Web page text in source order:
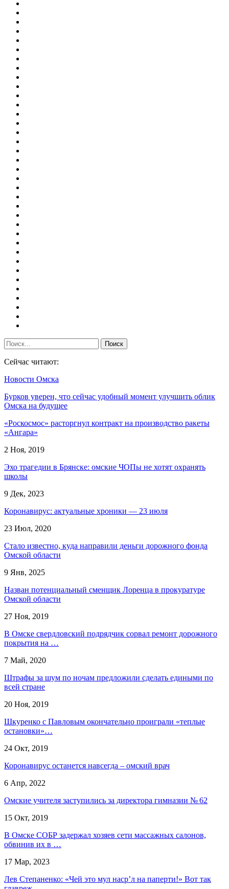
Сейчас читают:
Новости Омска
Бурков уверен, что сейчас удобный момент улучшить облик
Омска на будущее
«Роскосмос» расторгнул контракт на производство ракеты
«Ангара»
2 Ноя, 2019
Эхо трагедии в Брянске: омские ЧОПы не хотят охранять
школы
9 Дек, 2023
Коронавирус: актуальные хроники — 23 июля
23 Июл, 2020
Стало известно, куда направили деньги дорожного фонда
Омской области
9 Янв, 2025
Назван потенциальный сменщик Лоренца в прокуратуре
Омской области
27 Ноя, 2019
В Омске свердловский подрядчик сорвал ремонт дорожного
покрытия на …
7 Май, 2020
Штрафы за шум по ночам предложили сделать едиными по
всей стране
20 Ноя, 2019
Шкуренко с Павловым окончательно проиграли «теплые
остановки»…
24 Окт, 2019
Коронавирус останется навсегда – омский врач
6 Апр, 2022
Омские учителя заступились за директора гимназии № 62
15 Окт, 2019
В Омске СОБР задержал хозяев сети массажных салонов,
обвинив их в …
17 Мар, 2023
Лев Степаненко: «Чей это мул наср’л на паперти!» Вот так